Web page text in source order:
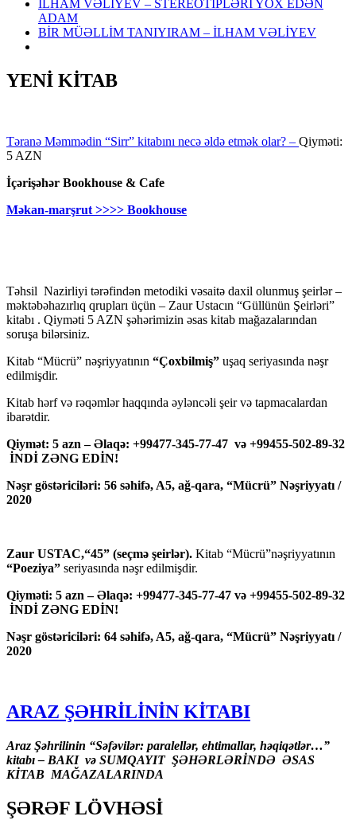
İLHAM VƏLİYEV – STEREOTİPLƏRİ YOX EDƏN
ADAM
BİR MÜƏLLİM TANIYIRAM – İLHAM VƏLİYEV
YENİ KİTAB
Təranə Məmmədin “Sirr” kitabını necə əldə etmək olar? – Qiyməti:
5 AZN
İçərişəhər Bookhouse & Cafe
Məkan-marşrut >>>> Bookhouse
Təhsil Nazirliyi tərəfindən metodiki vəsaitə daxil olunmuş şeirlər –
məktəbəhazırlıq qrupları üçün – Zaur Ustacın “Güllünün Şeirləri”
kitabı . Qiyməti 5 AZN şəhərimizin əsas kitab mağazalarından
soruşa bilərsiniz.
Kitab “Mücrü” nəşriyyatının “Çoxbilmiş” uşaq seriyasında nəşr
edilmişdir.
Kitab hərf və rəqəmlər haqqında əyləncəli şeir və tapmacalardan
ibarətdir.
Qiymət: 5 azn – Əlaqə: +99477-345-77-47 və +99455-502-89-32
İNDİ ZƏNG EDİN!
Nəşr göstəriciləri: 56 səhifə, A5, ağ-qara, “Mücrü” Nəşriyyatı /
2020
Zaur USTAC,“45” (seçmə şeirlər). Kitab “Mücrü”nəşriyyatının
“Poeziya” seriyasında nəşr edilmişdir.
Qiyməti: 5 azn – Əlaqə: +99477-345-77-47 və +99455-502-89-32
İNDİ ZƏNG EDİN!
Nəşr göstəriciləri: 64 səhifə, A5, ağ-qara, “Mücrü” Nəşriyyatı /
2020
ARAZ ŞƏHRİLİNİN KİTABI
Araz Şəhrilinin “Səfəvilər: paralellər, ehtimallar, həqiqətlər…”
kitabı – BAKI və SUMQAYIT ŞƏHƏRLƏRİNDƏ ƏSAS
KİTAB MAĞAZALARINDA
ŞƏRƏF LÖVHƏSİ